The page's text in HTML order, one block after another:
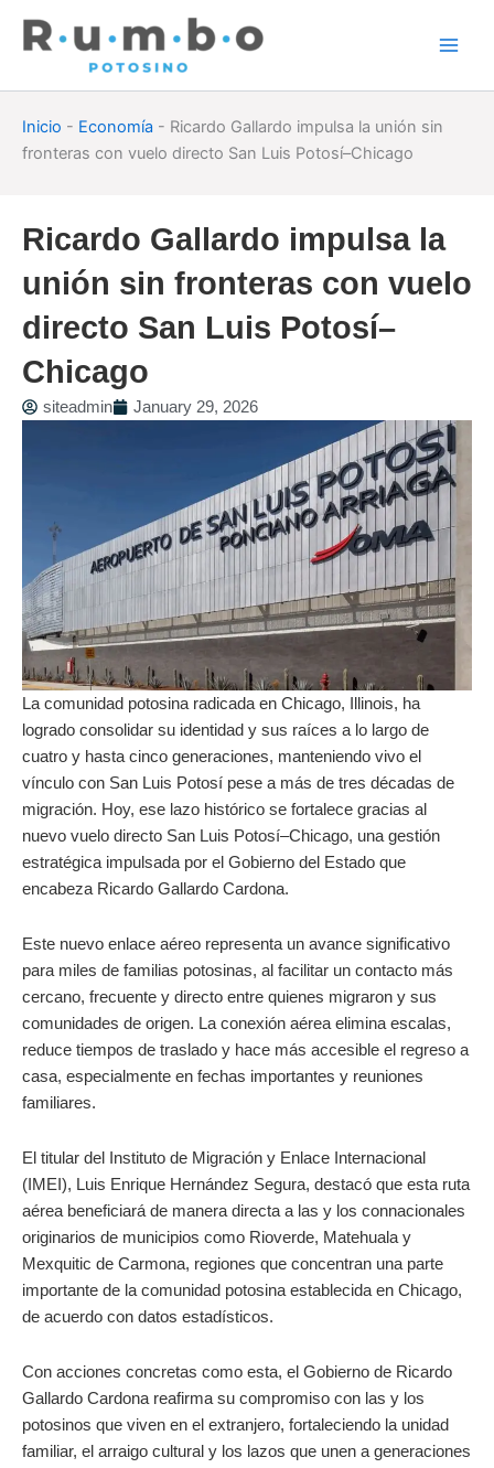
Inicio - Economía - Ricardo Gallardo impulsa la unión sin
fronteras con vuelo directo San Luis Potosí–Chicago
Ricardo Gallardo impulsa la
unión sin fronteras con vuelo
directo San Luis Potosí–
Chicago
siteadmin January 29, 2026
La comunidad potosina radicada en Chicago, Illinois, ha
logrado consolidar su identidad y sus raíces a lo largo de
cuatro y hasta cinco generaciones, manteniendo vivo el
vínculo con San Luis Potosí pese a más de tres décadas de
migración. Hoy, ese lazo histórico se fortalece gracias al
nuevo vuelo directo San Luis Potosí–Chicago, una gestión
estratégica impulsada por el Gobierno del Estado que
encabeza Ricardo Gallardo Cardona.
Este nuevo enlace aéreo representa un avance significativo
para miles de familias potosinas, al facilitar un contacto más
cercano, frecuente y directo entre quienes migraron y sus
comunidades de origen. La conexión aérea elimina escalas,
reduce tiempos de traslado y hace más accesible el regreso a
casa, especialmente en fechas importantes y reuniones
familiares.
El titular del Instituto de Migración y Enlace Internacional
(IMEI), Luis Enrique Hernández Segura, destacó que esta ruta
aérea beneficiará de manera directa a las y los connacionales
originarios de municipios como Rioverde, Matehuala y
Mexquitic de Carmona, regiones que concentran una parte
importante de la comunidad potosina establecida en Chicago,
de acuerdo con datos estadísticos.
Con acciones concretas como esta, el Gobierno de Ricardo
Gallardo Cardona reafirma su compromiso con las y los
potosinos que viven en el extranjero, fortaleciendo la unidad
familiar, el arraigo cultural y los lazos que unen a generaciones